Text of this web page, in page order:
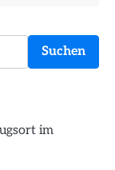
Suchen
im